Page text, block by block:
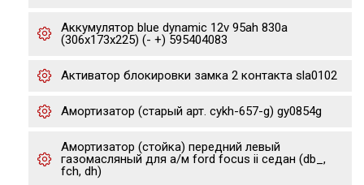
Аккумулятор blue dynamic 12v 95ah 830а
(306x173x225) (- +) 595404083
Активатор блокировки замка 2 контакта sla0102
Амортизатор (старый арт. cykh-657-g) gy0854g
Амортизатор (стойка) передний левый
газомасляный для а/м ford focus ii седан (db_,
fch, dh)